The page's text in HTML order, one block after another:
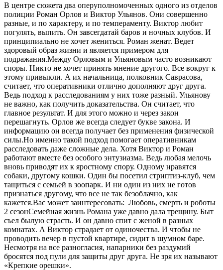
В центре сюжета два оперуполномоченных одного из отделов
полиции Роман Орлов и Виктор Ульянов. Они совершенно
разные, и по характеру, и по темпераменту. Виктор любит
погулять, выпить. Он завсегдатай баров и ночных клубов. И
принципиально не хочет жениться. Роман женат. Ведет
здоровый образ жизни и является примером для
подражания.Между Орловым и Ульяновым часто возникают
споры. Никто не хочет принять мнение другого. Все вокруг к
этому привыкли. А их начальница, полковник Саврасова,
считает, что оперативники отлично дополняют друг друга.
Ведь подход к расследованиям у них тоже разный. Ульянову
не важно, как получить доказательства. Он считает, что
главное результат. И для этого можно и через закон
перешагнуть. Орлов же всегда следует букве закона. И
информацию он всегда получает без применения физической
силы.Но именно такой подход помогает оперативникам
расследовать даже сложные дела. Хотя Виктор и Роман
работают вместе без особого энтузиазма. Ведь любая мелочь
вновь приводят их к яростному спору. Одному нравятся
собаки, другому кошки. Один бы посетил стриптиз-клуб, чем
тащиться с семьей в зоопарк. И ни один из них не готов
признаться другому, что все не так безоблачно, как
кажется.Вас может заинтересовать: Любовь, смерть и роботы
2 сезонСемейная жизнь Романа уже давно дала трещину. Быт
съел былую страсть. И он давно спит с женой в разных
комнатах. А Виктор страдает от одиночества. И чтобы не
проводить вечер в пустой квартире, сидит в шумном баре.
Несмотря на все разногласия, напарники без раздумий
бросятся под пули для защиты друг друга. Не зря их называют
«Крепкие орешки».